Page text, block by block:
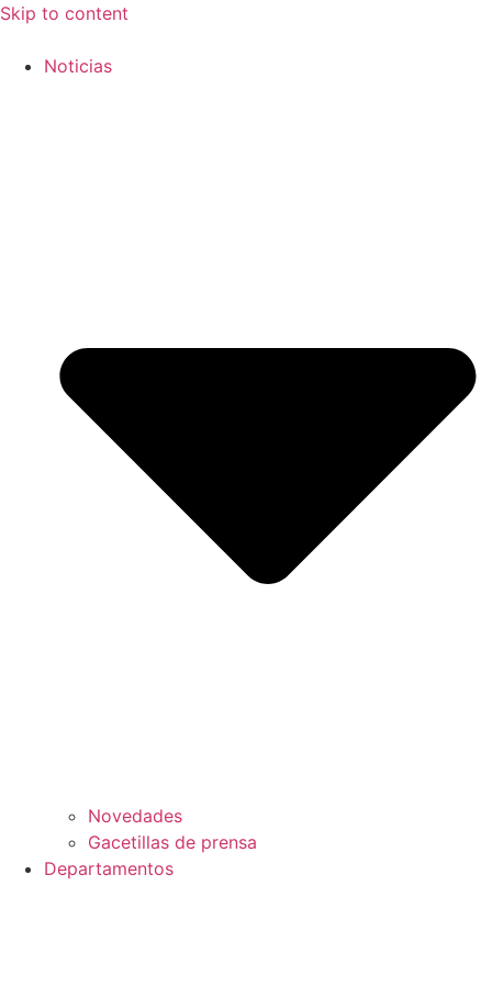
Skip to content
Noticias
Novedades
Gacetillas de prensa
Departamentos